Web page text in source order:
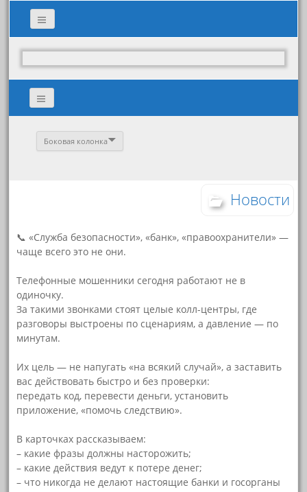
Боковая колонка
Новости
📞 «Служба безопасности», «банк», «правоохранители» —
чаще всего это не они.
Телефонные мошенники сегодня работают не в
одиночку.
За такими звонками стоят целые колл-центры, где
разговоры выстроены по сценариям, а давление — по
минутам.
Их цель — не напугать «на всякий случай», а заставить
вас действовать быстро и без проверки:
передать код, перевести деньги, установить
приложение, «помочь следствию».
В карточках рассказываем:
– какие фразы должны насторожить;
– какие действия ведут к потере денег;
– что никогда не делают настоящие банки и госорганы